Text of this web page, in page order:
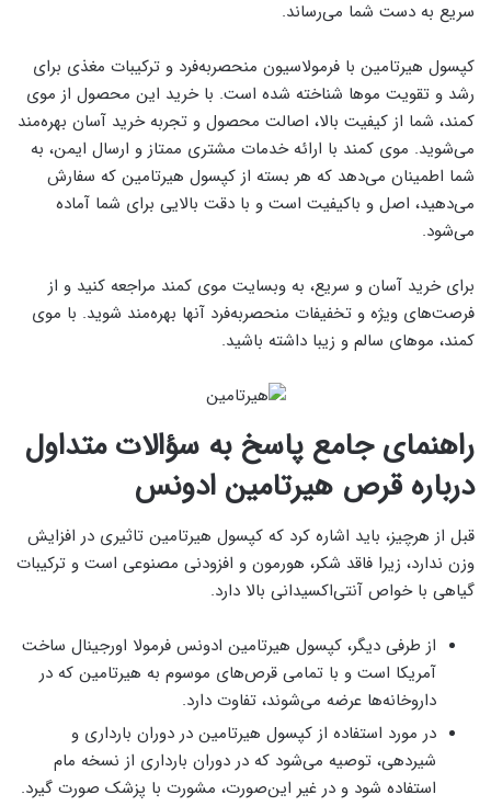
سریع به دست شما می‌رساند.
کپسول هیرتامین با فرمولاسیون منحصربه‌فرد و ترکیبات مغذی برای
رشد و تقویت موها شناخته شده است. با خرید این محصول از موی
کمند، شما از کیفیت بالا، اصالت محصول و تجربه خرید آسان بهره‌مند
می‌شوید. موی کمند با ارائه خدمات مشتری ممتاز و ارسال ایمن، به
شما اطمینان می‌دهد که هر بسته از کپسول هیرتامین که سفارش
می‌دهید، اصل و باکیفیت است و با دقت بالایی برای شما آماده
می‌شود.
برای خرید آسان و سریع، به وبسایت موی کمند مراجعه کنید و از
فرصت‌های ویژه و تخفیفات منحصربه‌فرد آنها بهره‌مند شوید. با موی
کمند، موهای سالم و زیبا داشته باشید.
راهنمای جامع پاسخ به سؤالات متداول
درباره قرص هیرتامین ادونس
قبل از هرچیز، باید اشاره کرد که کپسول هیرتامین تاثیری در افزایش
وزن ندارد، زیرا فاقد شکر، هورمون و افزودنی مصنوعی است و ترکیبات
گیاهی با خواص آنتی‌اکسیدانی بالا دارد.
از طرفی دیگر، کپسول هیرتامین ادونس فرمولا اورجینال ساخت
آمریکا است و با تمامی قرص‌های موسوم به هیرتامین که در
داروخانه‌ها عرضه می‌شوند، تفاوت دارد.
در مورد استفاده از کپسول هیرتامین در دوران بارداری و
شیردهی، توصیه می‌شود که در دوران بارداری از نسخه مام
استفاده شود و در غیر این‌صورت، مشورت با پزشک صورت گیرد.